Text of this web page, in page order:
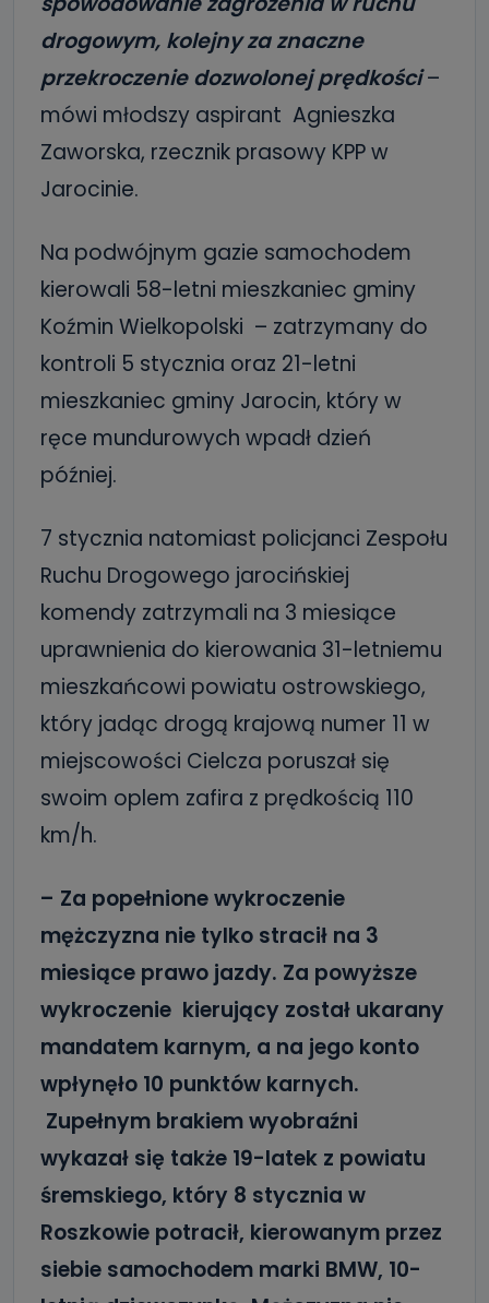
drogowym, kolejny za znaczne
przekroczenie dozwolonej prędkości–
mówi młodszy aspirant Agnieszka
Zaworska, rzecznik prasowy KPP w
Jarocinie.
Na podwójnym gazie samochodem
kierowali 58-letni mieszkaniec gminy
Koźmin Wielkopolski – zatrzymany do
kontroli 5 stycznia oraz 21-letni
mieszkaniec gminy Jarocin, który w
ręce mundurowych wpadł dzień
później.
7 stycznia natomiast policjanci Zespołu
Ruchu Drogowego jarocińskiej
komendy zatrzymali na 3 miesiące
uprawnienia do kierowania 31-letniemu
mieszkańcowi powiatu ostrowskiego,
który jadąc drogą krajową numer 11 w
miejscowości Cielcza poruszał się
swoim oplem zafira z prędkością 110
km/h.
– Za popełnione wykroczenie
mężczyzna nie tylko stracił na 3
miesiące prawo jazdy. Za powyższe
wykroczenie kierujący został ukarany
mandatem karnym, a na jego konto
wpłynęło 10 punktów karnych.
Zupełnym brakiem wyobraźni
wykazał się także 19-latek z powiatu
śremskiego, który 8 stycznia w
Roszkowie potracił, kierowanym przez
siebie samochodem marki BMW, 10-